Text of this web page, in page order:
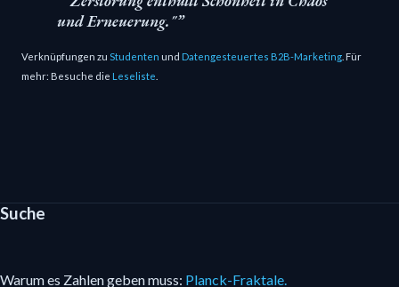
und Erneuerung."
Verknüpfungen zu Studenten und Datengesteuertes B2B-Marketing . Für
mehr: Besuche die Leseliste
Suche
Warum es Zahlen geben muss: Planck-Fraktale.